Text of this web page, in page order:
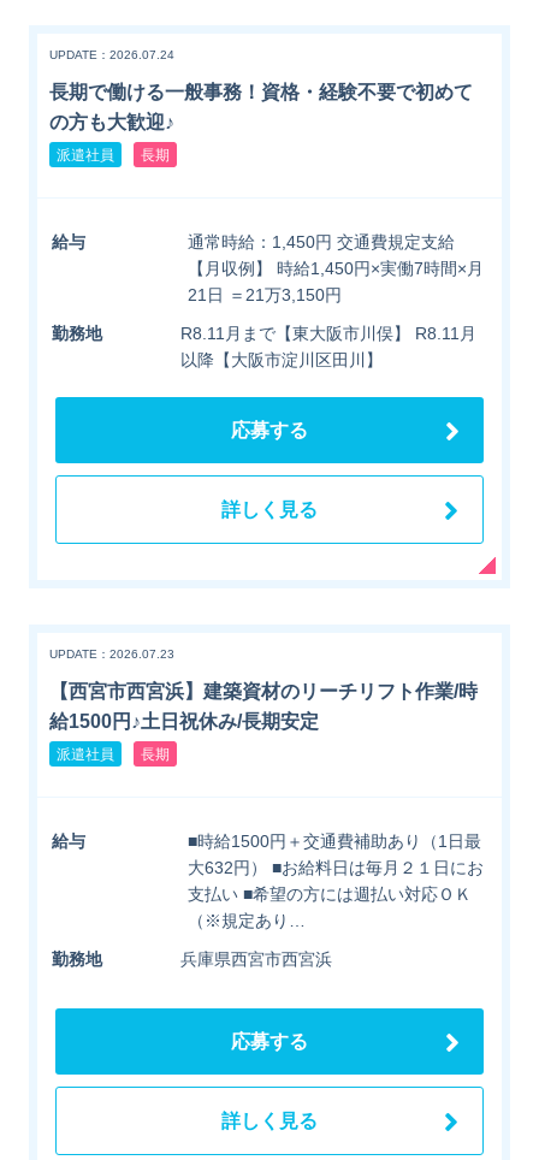
UPDATE：2026.07.24
長期で働ける一般事務！資格・経験不要で初めて
の方も大歓迎♪
派遣社員 長期
給与
通常時給：1,450円 交通費規定支給
【月収例】 時給1,450円×実働7時間×月
21日 ＝21万3,150円
勤務地
R8.11月まで【東大阪市川俣】 R8.11月
以降【大阪市淀川区田川】
応募する
詳しく見る
UPDATE：2026.07.23
【西宮市西宮浜】建築資材のリーチリフト作業/時
給1500円♪土日祝休み/長期安定
派遣社員 長期
給与
■時給1500円＋交通費補助あり（1日最
大632円） ■お給料日は毎月２１日にお
支払い ■希望の方には週払い対応ＯＫ
（※規定あり…
勤務地
兵庫県西宮市西宮浜
応募する
詳しく見る